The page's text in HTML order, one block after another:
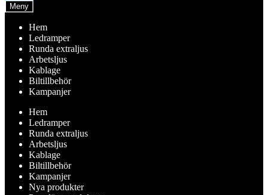
Meny
Hem
Ledramper
Runda extraljus
Arbetsljus
Kablage
Biltillbehör
Kampanjer
Hem
Ledramper
Runda extraljus
Arbetsljus
Kablage
Biltillbehör
Kampanjer
Nya produkter